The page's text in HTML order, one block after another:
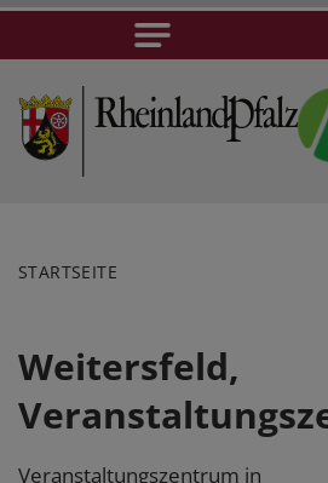
STARTSEITE
Weitersfeld,
Veranstaltungszentrum in